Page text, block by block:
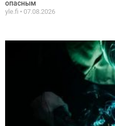
опасным
yle.fi 07.08.2026